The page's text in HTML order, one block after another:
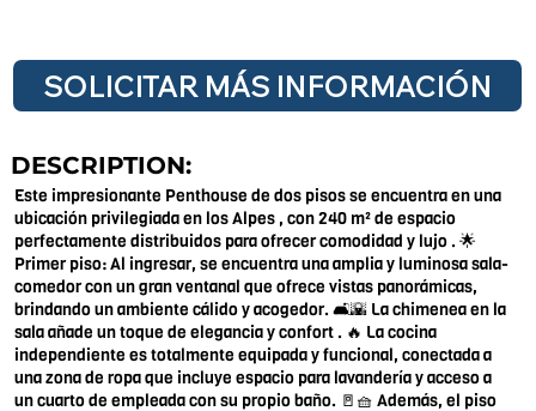
SOLICITAR MÁS INFORMACIÓN
DESCRIPTION:
Este impresionante Penthouse de dos pisos se encuentra en una
ubicación privilegiada en los Alpes , con 240 m² de espacio
perfectamente distribuidos para ofrecer comodidad y lujo . 🌟
Primer piso: Al ingresar, se encuentra una amplia y luminosa sala-
comedor con un gran ventanal que ofrece vistas panorámicas,
brindando un ambiente cálido y acogedor. 🛋️🌇 La chimenea en la
sala añade un toque de elegancia y confort . 🔥 La cocina
independiente es totalmente equipada y funcional, conectada a
una zona de ropa que incluye espacio para lavandería y acceso a
un cuarto de empleada con su propio baño. 🚪🧺 Además, el piso